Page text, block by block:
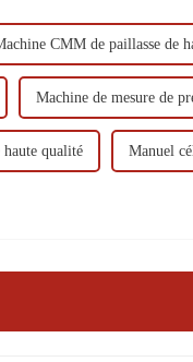
CMM de paillasse de
Machine de mesure de
qualité Manuel